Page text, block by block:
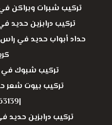
تركيب شبرات وبراكن في ام
تركيب درابزين حديد في
تركيب شبوك في دبي
تركيب بيوت شعر
|0503163139|
تركيب درابزين حديد في